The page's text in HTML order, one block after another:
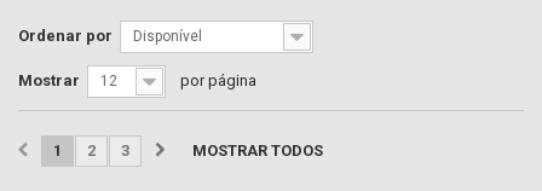
Ordenar por Disponível
Mostrar 12 por página
MOSTRAR TODOS
1 2 3